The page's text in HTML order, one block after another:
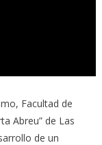
Facultad de
Abreu” de Las
de un